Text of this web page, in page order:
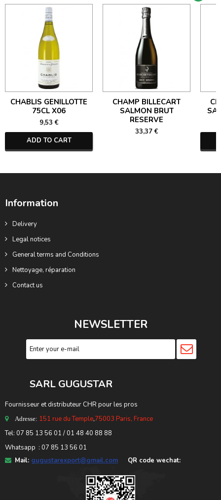
CHABLIS GENILLOTTE
75CL X06
9,53 €
ADD TO CART
CHAMP BILLECART
SALMON BRUT
RESERVE
33,37 €
Information
Delivery
Legal notices
General terms and Conditions
Nettoyage, réparation
Contact us
NEWSLETTER
SARL GUGUSTAR
Fournisseur et distributeur CHR pour les pros
Adresse: 151 rue du Temple,75003 Paris, France
Tel: 07 85 13 56 01 / 01 48 40 88 88
Whatsapp : 07 85 13 56 01
Mail: gugustarexport@gmail.com QR code wechat: